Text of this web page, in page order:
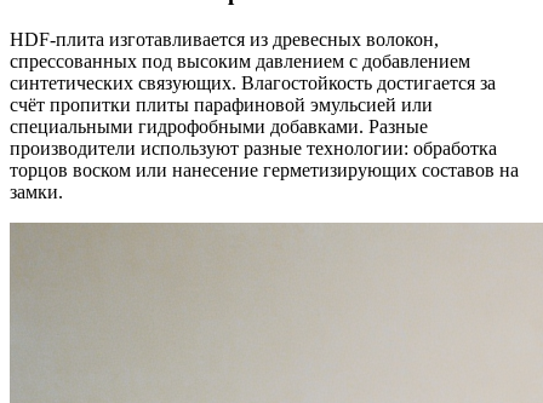
HDF-плита изготавливается из древесных волокон,
спрессованных под высоким давлением с добавлением
синтетических связующих. Влагостойкость достигается за
счёт пропитки плиты парафиновой эмульсией или
специальными гидрофобными добавками. Разные
производители используют разные технологии: обработка
торцов воском или нанесение герметизирующих составов на
замки.